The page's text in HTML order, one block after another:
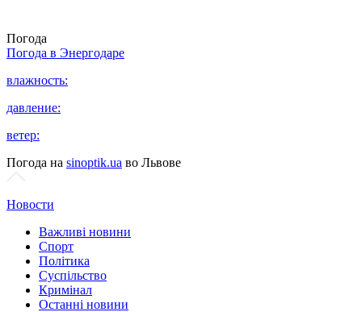
Погода
Погода в Энергодаре
влажность:
давление:
ветер:
Погода на sinoptik.ua во Львове
Новости
Важливі новини
Спорт
Політика
Суспільство
Кримінал
Останні новини